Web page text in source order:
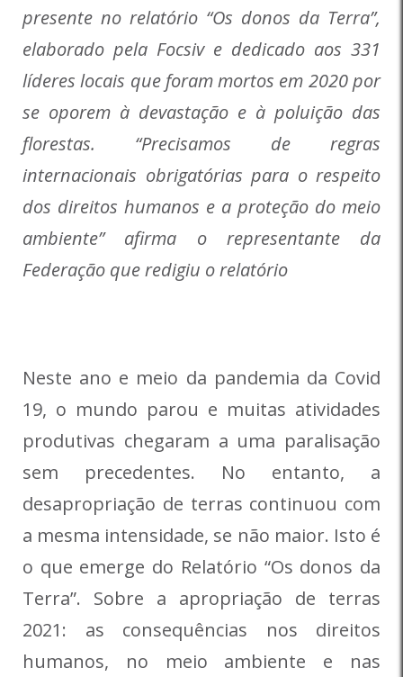
presente no relatório “Os donos da Terra”,
elaborado pela Focsiv e dedicado aos 331
líderes locais que foram mortos em 2020 por
se oporem à devastação e à poluição das
florestas. “Precisamos de regras
internacionais obrigatórias para o respeito
dos direitos humanos e a proteção do meio
ambiente” afirma o representante da
Federação que redigiu o relatório
Neste ano e meio da pandemia da Covid
19, o mundo parou e muitas atividades
produtivas chegaram a uma paralisação
sem precedentes. No entanto, a
desapropriação de terras continuou com
a mesma intensidade, se não maior. Isto é
o que emerge do Relatório “Os donos da
Terra”. Sobre a apropriação de terras
2021: as consequências nos direitos
humanos, no meio ambiente e nas